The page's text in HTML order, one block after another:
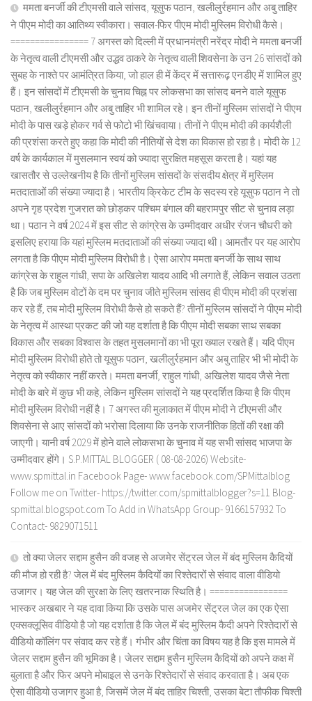
ममता बनर्जी की टीएमसी वाले सांसद, यूसुफ पठान, खलीलुर्रहमान और अबु ताहिर
ने पीएम मोदी का आतिथ्य स्वीकारा। सवाल-फिर पीएम मोदी मुस्लिम विरोधी कैसे।
================ 7 अगस्त को दिल्ली में प्रधानमंत्री नरेंद्र मोदी ने ममता बनर्जी
के नेतृत्व वाली टीएमसी और उद्धव ठाकरे के नेतृत्व वाली शिवसेना के उन 26 सांसदों को
सुबह के नाश्ते पर आमंत्रित किया, जो हाल ही में केंद्र में सत्तारूढ़ एनडीए में शामिल हुए
हैं। इन सांसदों में टीएमसी के चुनाव चिह्न पर लोकसभा का सांसद बनने वाले यूसुफ
पठान, खलीलुर्रहमान और अबु ताहिर भी शामिल रहे। इन तीनों मुस्लिम सांसदों ने पीएम
मोदी के पास खड़े होकर गर्व से फोटो भी खिंचवाया। तीनों ने पीएम मोदी की कार्यशैली
की प्रशंसा करते हुए कहा कि मोदी की नीतियों से देश का विकास हो रहा है। मोदी के 12
वर्ष के कार्यकाल में मुसलमान स्वयं को ज्यादा सुरक्षित महसूस करता है। यहां यह
खासतौर से उल्लेखनीय है कि तीनों मुस्लिम सांसदों के संसदीय क्षेत्र में मुस्लिम
मतदाताओं की संख्या ज्यादा है। भारतीय क्रिकेट टीम के सदस्य रहे यूसुफ पठान ने तो
अपने गृह प्रदेश गुजरात को छोड़कर पश्चिम बंगाल की बहरामपुर सीट से चुनाव लड़ा
था। पठान ने वर्ष 2024 में इस सीट से कांग्रेस के उम्मीदवार अधीर रंजन चौधरी को
इसलिए हराया कि यहां मुस्लिम मतदाताओं की संख्या ज्यादा थी। आमतौर पर यह आरोप
लगता है कि पीएम मोदी मुस्लिम विरोधी है। ऐसा आरोप ममता बनर्जी के साथ साथ
कांग्रेस के राहुल गांधी, सपा के अखिलेश यादव आदि भी लगाते हैं, लेकिन सवाल उठता
है कि जब मुस्लिम वोटों के दम पर चुनाव जीते मुस्लिम सांसद ही पीएम मोदी की प्रशंसा
कर रहे हैं, तब मोदी मुस्लिम विरोधी कैसे हो सकते हैं? तीनों मुस्लिम सांसदों ने पीएम मोदी
के नेतृत्व में आस्था प्रकट की जो यह दर्शाता है कि पीएम मोदी सबका साथ सबका
विकास और सबका विश्वास के तहत मुसलमानों का भी पूरा ख्याल रखते हैं। यदि पीएम
मोदी मुस्लिम विरोधी होते तो यूसुफ पठान, खलीलुर्रहमान और अबु ताहिर भी भी मोदी के
नेतृत्व को स्वीकार नहीं करते। ममता बनर्जी, राहुल गांधी, अखिलेश यादव जैसे नेता
मोदी के बारे में कुछ भी कहे, लेकिन मुस्लिम सांसदों ने यह प्रदर्शित किया है कि पीएम
मोदी मुस्लिम विरोधी नहीं है। 7 अगस्त की मुलाकात में पीएम मोदी ने टीएमसी और
शिवसेना से आए सांसदों को भरोसा दिलाया कि उनके राजनीतिक हितों की रक्षा की
जाएगी। यानी वर्ष 2029 में होने वाले लोकसभा के चुनाव में यह सभी सांसद भाजपा के
उम्मीदवार होंगे। S.P.MITTAL BLOGGER ( 08-08-2026) Website-
www.spmittal.in Facebook Page- www.facebook.com/SPMittalblog
Follow me on Twitter- https://twitter.com/spmittalblogger?s=11 Blog-
spmittal.blogspot.com To Add in WhatsApp Group- 9166157932 To
Contact- 9829071511
तो क्या जेलर सद्दाम हुसैन की वजह से अजमेर सेंट्रल जेल में बंद मुस्लिम कैदियों
की मौज हो रही है? जेल में बंद मुस्लिम कैदियों का रिश्तेदारों से संवाद वाला वीडियो
उजागर। यह जेल की सुरक्षा के लिए खतरनाक स्थिति है। ================
भास्कर अखबार ने यह दावा किया कि उसके पास अजमेर सेंट्रल जेल का एक ऐसा
एक्सक्लूसिव वीडियो है जो यह दर्शाता है कि जेल में बंद मुस्लिम कैदी अपने रिश्तेदारों से
वीडियो कॉलिंग पर संवाद कर रहे हैं। गंभीर और चिंता का विषय यह है कि इस मामले में
जेलर सद्दाम हुसैन की भूमिका है। जेलर सद्दाम हुसैन मुस्लिम कैदियों को अपने कक्ष में
बुलाता है और फिर अपने मोबाइल से उनके रिश्तेदारों से संवाद करवाता है। अब एक
ऐसा वीडियो उजागर हुआ है, जिसमें जेल में बंद ताहिर चिश्ती, उसका बेटा तौफीक चिश्ती